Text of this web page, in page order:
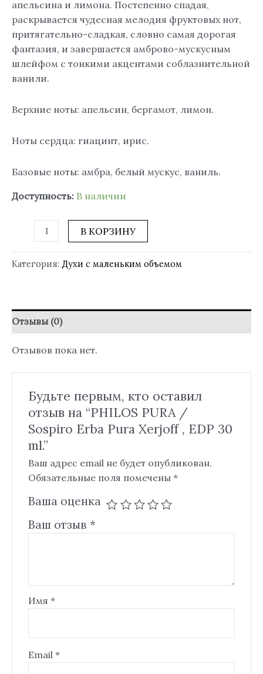
апельсина и лимона. Постепенно спадая,
раскрывается чудесная мелодия фруктовых нот,
притягательно-сладкая, словно самая дорогая
фантазия, и завершается амброво-мускусным
шлейфом с тонкими акцентами соблазнительной
ванили.
Верхние ноты: апельсин, бергамот, лимон.
Ноты сердца: гиацинт, ирис.
Базовые ноты: амбра, белый мускус, ваниль.
Доступность: В наличии
В КОРЗИНУ
Категория: Духи с маленьким объемом
Отзывы (0)
Отзывов пока нет.
Будьте первым, кто оставил
отзыв на “PHILOS PURA /
Sospiro Erba Pura Xerjoff , EDP 30
ml.”
Ваш адрес email не будет опубликован.
Обязательные поля помечены *
Ваша оценка
Ваш отзыв *
Имя *
Email *